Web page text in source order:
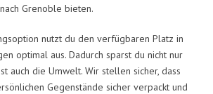
Grenoble bieten.
nutzt du den verfügbaren Platz in
optimal aus. Dadurch sparst du nicht nur
auch die Umwelt. Wir stellen sicher, dass
Gegenstände sicher verpackt und